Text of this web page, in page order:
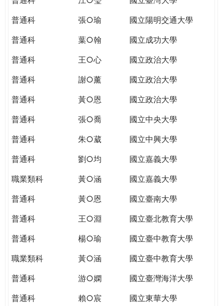
格。
WAGOR
TODAY
THE
WORLD
PUTTING
YOU
ON
THE
r
e
普通科
張○瑜
國立陽明交通大學
普通科
葉○翰
國立成功大學
普通科
王○心
國立政治大學
普通科
謝○薰
國立政治大學
普通科
黃○恩
國立政治大學
普通科
張○喬
國立中央大學
普通科
朱○葳
國立中興大學
普通科
劉○均
國立嘉義大學
職業類科
黃○涵
國立嘉義大學
普通科
黃○恩
國立臺南大學
普通科
王○淵
國立臺北教育大學
普通科
楊○瑜
國立臺中教育大學
職業類科
黃○涵
國立臺中教育大學
普通科
游○嫻
國立臺灣海洋大學
普通科
賴○宸
國立東華大學